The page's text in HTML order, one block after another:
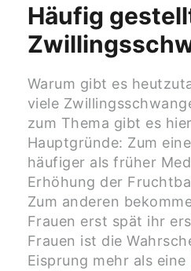
Häufig
Warum gibt es
viele
zum Thema gibt es
Hauptgründe: Zum
häufiger als früher
Erhöhung der
Zum anderen
Frauen erst spät ihr
Frauen ist die
Eisprung mehr als